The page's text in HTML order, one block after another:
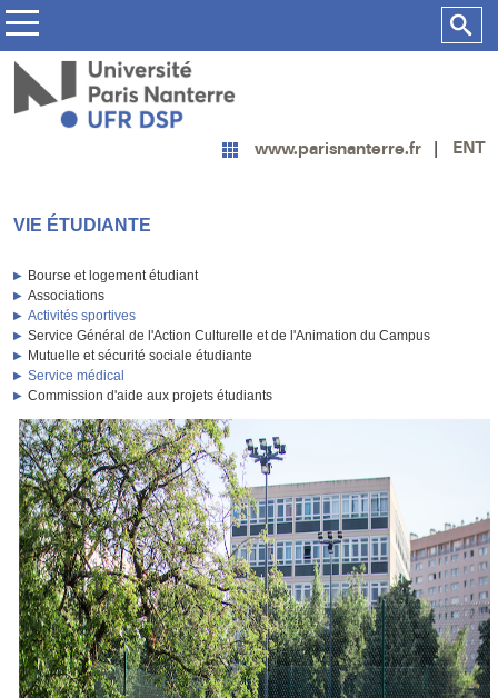
www.parisnanterre.fr ENT
VIE ÉTUDIANTE
Bourse et logement étudiant
Associations
Activités sportives
Service Général de l'Action Culturelle et de l'Animation du Campus
Mutuelle et sécurité sociale étudiante
Service médical
Commission d'aide aux projets étudiants